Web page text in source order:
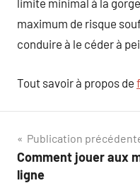
limite minimal à la
maximum de risque
conduire à le céder à
Tout savoir à propos de
Navigation
de
Publication
Comment jouer aux
ligne